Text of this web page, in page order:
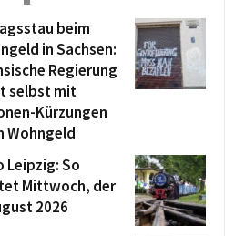
beim
in Sachsen:
Regierung
selbst mit
Kürzungen
Wohngeld
Leipzig: So
Mittwoch, der
2026